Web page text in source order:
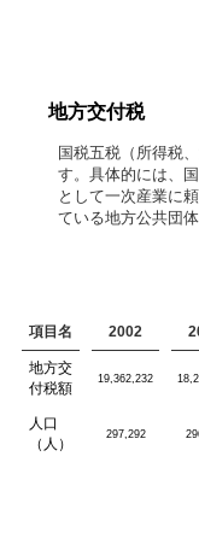
地方交付税
国税五税（所得税
す。具体的には、
として一次産業に
ている地方公共団
項目名 2002
地方交
付税額
19,362,232
人口
（人）
297,292